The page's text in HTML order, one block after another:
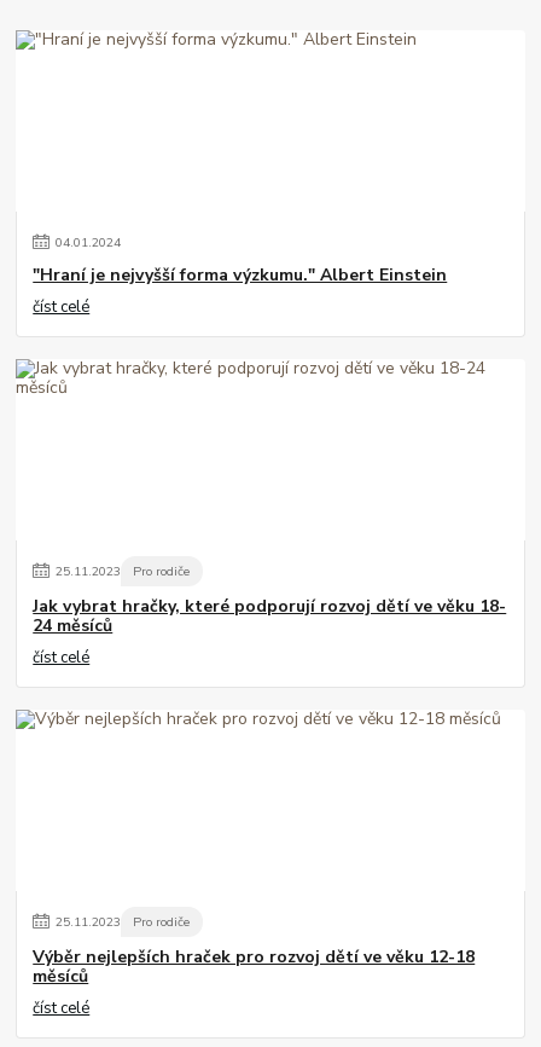
04.01.2024
"Hraní je nejvyšší forma výzkumu." Albert Einstein
číst celé
25.11.2023 Pro rodiče
Jak vybrat hračky, které podporují rozvoj dětí ve věku 18-
24 měsíců
číst celé
25.11.2023 Pro rodiče
Výběr nejlepších hraček pro rozvoj dětí ve věku 12-18
měsíců
číst celé